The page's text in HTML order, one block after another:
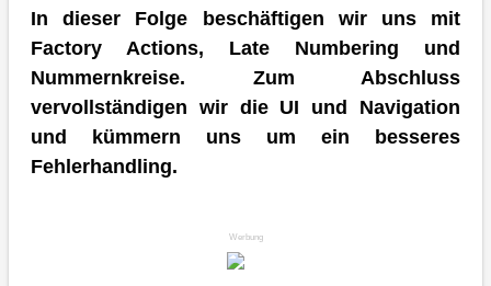
In dieser Folge beschäftigen wir uns mit
Factory Actions, Late Numbering und
Nummernkreise. Zum Abschluss
vervollständigen wir die UI und Navigation
und kümmern uns um ein besseres
Fehlerhandling.
Werbung